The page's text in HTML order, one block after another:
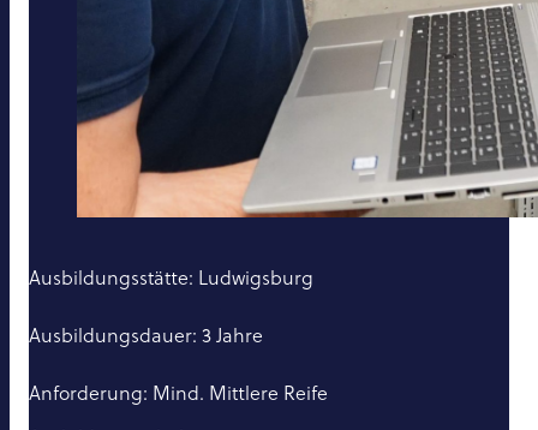
Ausbildungsstätte: Ludwigsburg
Ausbildungsdauer: 3 Jahre
Anforderung: Mind. Mittlere Reife